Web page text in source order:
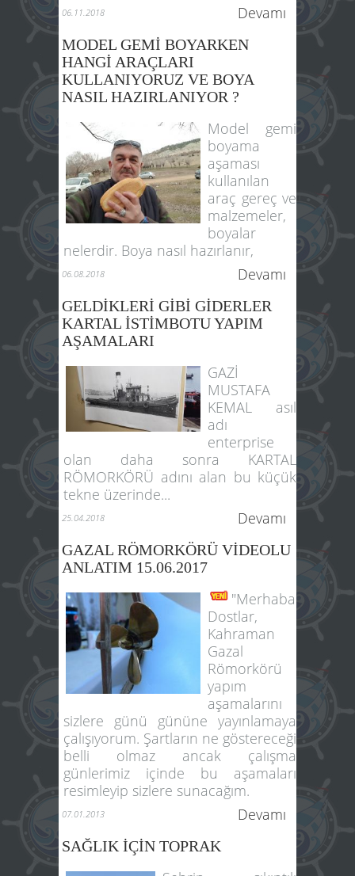
06.11.2018 Devamı
MODEL GEMİ BOYARKEN
HANGİ ARAÇLARI
KULLANIYORUZ VE BOYA
NASIL HAZIRLANIYOR ?
Model gemi
boyama
aşaması
kullanılan
araç gereç ve
malzemeler,
boyalar
nelerdir. Boya nasıl hazırlanır,
06.08.2018 Devamı
GELDİKLERİ GİBİ GİDERLER
KARTAL İSTİMBOTU YAPIM
AŞAMALARI
GAZİ
MUSTAFA
KEMAL asıl
adı
enterprise
olan daha sonra KARTAL
RÖMORKÖRÜ adını alan bu küçük
tekne üzerinde...
25.04.2018 Devamı
GAZAL RÖMORKÖRÜ VİDEOLU
ANLATIM 15.06.2017
"Merhaba
Dostlar,
Kahraman
Gazal
Römorkörü
yapım
aşamalarını
sizlere günü gününe yayınlamaya
çalışıyorum. Şartların ne göstereceği
belli olmaz ancak çalışma
günlerimiz içinde bu aşamaları
resimleyip sizlere sunacağım.
07.01.2013 Devamı
SAĞLIK İÇİN TOPRAK